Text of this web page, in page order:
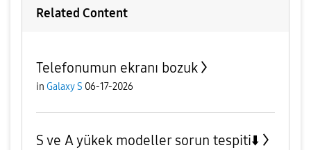
Related Content
Telefonumun ekranı bozuk
in Galaxy S 06-17-2026
S ve A yükek modeller sorun tespiti⬇️